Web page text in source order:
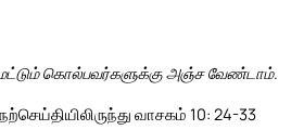
கொல்பவர்களுக்கு அஞ்ச வேண்டாம்.
வாசகம் 10: 24-33